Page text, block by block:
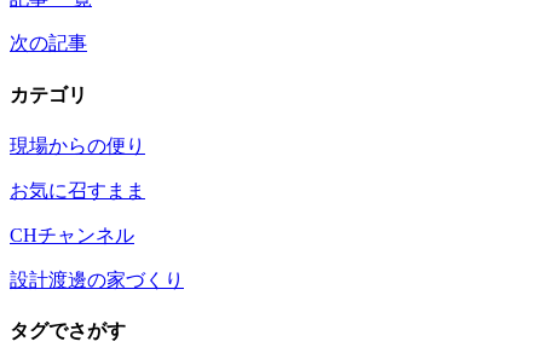
次の記事
カテゴリ
現場からの便り
お気に召すまま
CHチャンネル
設計渡邊の家づくり
タグでさがす